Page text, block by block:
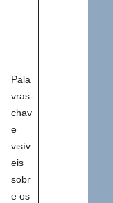
Pala
vras-
chav
e
visív
eis
sobr
e os